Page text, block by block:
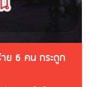
ย 6 คน กระดูก